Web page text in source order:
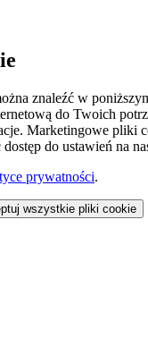
znaleźć w
do Twoich
Marketingowe pliki
do ustawień na
prywatności.
wszystkie pliki cookie